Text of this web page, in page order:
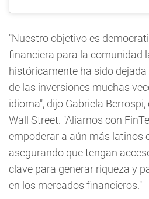
"Nuestro objetivo es
financiera para la comunidad
históricamente ha sido
de las inversiones muchas
idioma", dijo Gabriela
Wall Street. "Aliarnos con
empoderar a aún más latinos
asegurando que tengan
clave para generar riqueza y
en los mercados financieros."